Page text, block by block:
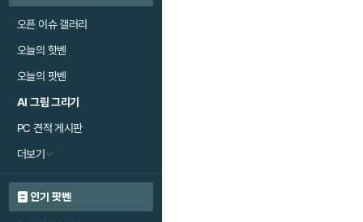
오픈 이슈 갤러리
오늘의 핫벤
오늘의 팟벤
AI 그림 그리기
PC 견적 게시판
더보기
인기 팟벤